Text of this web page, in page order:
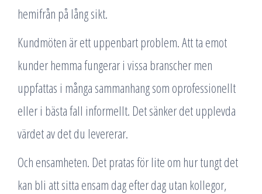
hemifrån på lång sikt.
Kundmöten är ett uppenbart problem. Att ta emot
kunder hemma fungerar i vissa branscher men
uppfattas i många sammanhang som oprofessionellt
eller i bästa fall informellt. Det sänker det upplevda
värdet av det du levererar.
Och ensamheten. Det pratas för lite om hur tungt det
kan bli att sitta ensam dag efter dag utan kollegor,